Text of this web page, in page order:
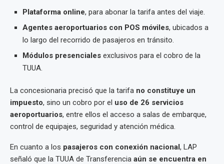
Plataforma online, para abonar la tarifa antes del viaje.
Agentes aeroportuarios con POS móviles, ubicados a
lo largo del recorrido de pasajeros en tránsito.
Módulos presenciales exclusivos para el cobro de la
TUUA.
La concesionaria precisó que la tarifa no constituye un
impuesto, sino un cobro por el uso de 26 servicios
aeroportuarios, entre ellos el acceso a salas de embarque,
control de equipajes, seguridad y atención médica.
En cuanto a los pasajeros con conexión nacional, LAP
señaló que la TUUA de Transferencia aún se encuentra en